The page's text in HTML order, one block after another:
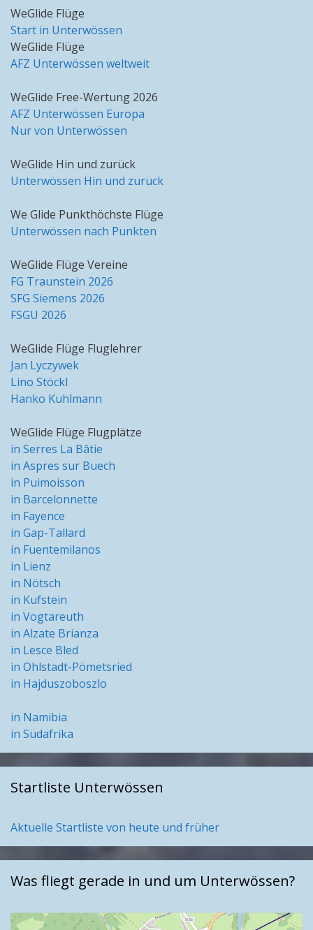
WeGlide Flüge
Start in Unterwössen
WeGlide Flüge
AFZ Unterwössen weltweit
WeGlide Free-Wertung 2026
AFZ Unterwössen Europa
Nur von Unterwössen
WeGlide Hin und zurück
Unterwössen Hin und zurück
We Glide Punkthöchste Flüge
Unterwössen nach Punkten
WeGlide Flüge Vereine
FG Traunstein 2026
SFG Siemens 2026
FSGU 2026
WeGlide Flüge Fluglehrer
Jan Lyczywek
Lino Stöckl
Hanko Kuhlmann
WeGlide Flüge Flugplätze
in Serres La Bâtie
in Aspres sur Buech
in Puimoisson
in Barcelonnette
in Fayence
in Gap-Tallard
in Fuentemilanos
in Lienz
in Nötsch
in Kufstein
in Vogtareuth
in Alzate Brianza
in Lesce Bled
in Ohlstadt-Pömetsried
in Hajduszoboszlo
in Namibia
in Südafrika
Startliste Unterwössen
Aktuelle Startliste von heute und früher
Was fliegt gerade in und um Unterwössen?